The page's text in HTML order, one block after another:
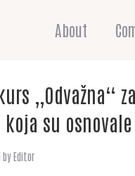
About
„Odvažna“
koja su
byEditor